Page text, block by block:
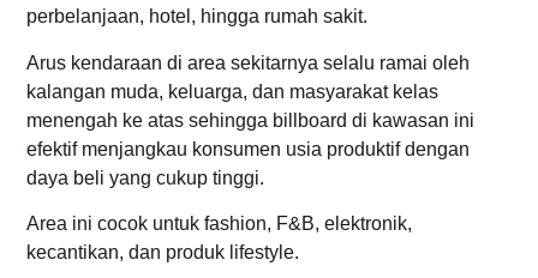
perbelanjaan, hotel, hingga rumah sakit.
Arus kendaraan di area sekitarnya selalu ramai oleh
kalangan muda, keluarga, dan masyarakat kelas
menengah ke atas sehingga billboard di kawasan ini
efektif menjangkau konsumen usia produktif dengan
daya beli yang cukup tinggi.
Area ini cocok untuk fashion, F&B, elektronik,
kecantikan, dan produk lifestyle.